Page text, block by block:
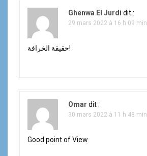
Ghenwa El Jurdi dit :
29 mars 2022 à 16 h 09 min
حقيقة الخرافة!
Omar dit :
30 mars 2022 à 11 h 48 min
Good point of View